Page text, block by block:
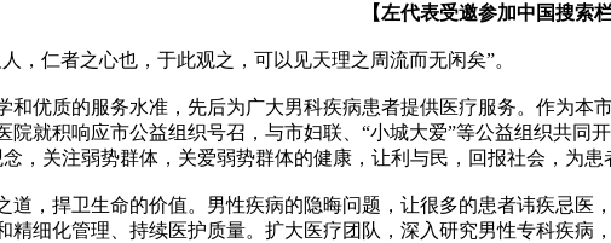
【左代表受邀参加中国搜索栏
仁者之心也，于此观之，可以见天理之周流而无闲矣”。
质的服务水准，先后为广大男科疾病患者提供医疗服务。作为本
院就积响应市公益组织号召，与市妇联、“小城大爱”等公益组织共
，关注弱势群体，关爱弱势群体的健康，让利与民，回报社会，为患
捍卫生命的价值。男性疾病的隐晦问题，让很多的患者讳疾忌医
精细化管理、持续医护质量。扩大医疗团队，深入研究男性专科疾病